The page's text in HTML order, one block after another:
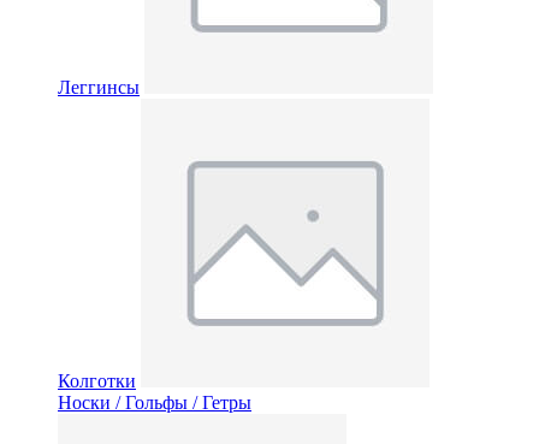
Леггинсы
Колготки
Носки / Гольфы / Гетры